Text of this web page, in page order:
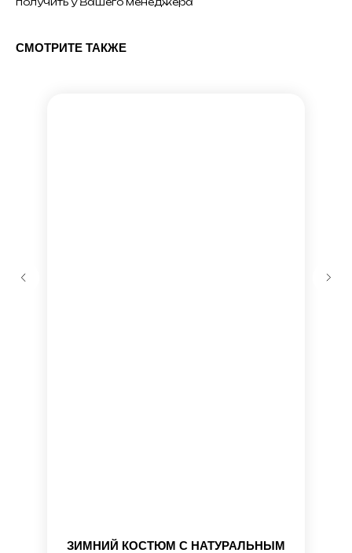
СМОТРИТЕ ТАКЖЕ
ЗИМНИЙ КОСТЮМ С НАТУРАЛЬНЫМ